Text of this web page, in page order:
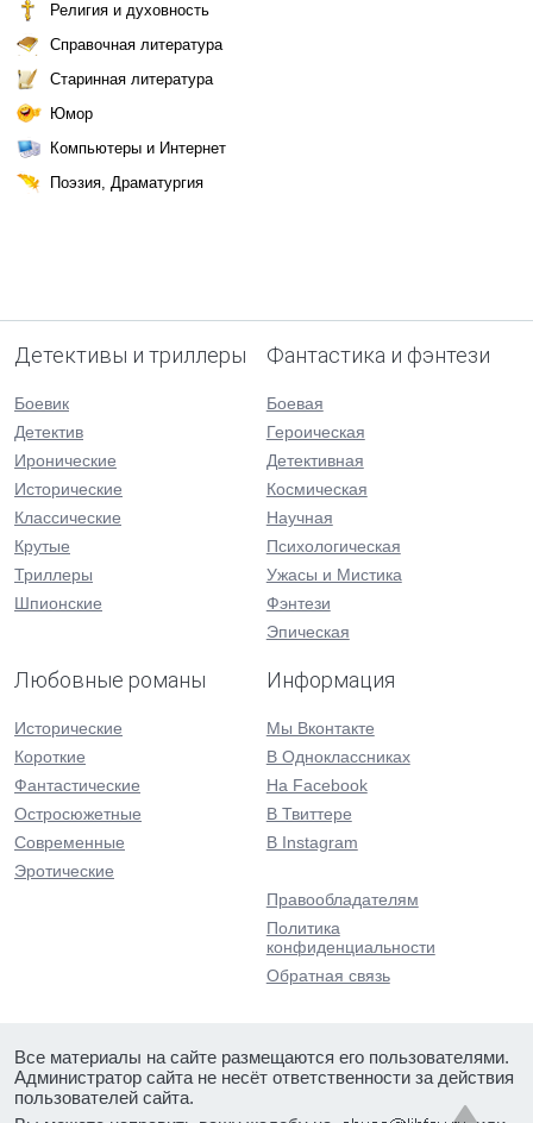
Религия и духовность
Справочная литература
Старинная литература
Юмор
Компьютеры и Интернет
Поэзия, Драматургия
Детективы и триллеры
Боевик
Детектив
Иронические
Исторические
Классические
Крутые
Триллеры
Шпионские
Фантастика и фэнтези
Боевая
Героическая
Детективная
Космическая
Научная
Психологическая
Ужасы и Мистика
Фэнтези
Эпическая
Любовные романы
Исторические
Короткие
Фантастические
Остросюжетные
Современные
Эротические
Информация
Мы Вконтакте
В Одноклассниках
На Facebook
В Твиттере
В Instagram
Правообладателям
Политика
конфиденциальности
Обратная связь
Все материалы на сайте размещаются его пользователями.
Администратор сайта не несёт ответственности за действия
пользователей сайта.